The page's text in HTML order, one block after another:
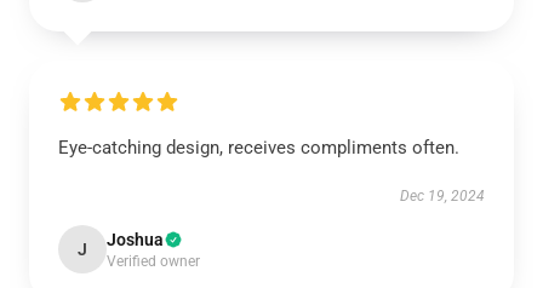
Eye-catching design, receives compliments often.
Dec 19, 2024
J Joshua
Verified owner